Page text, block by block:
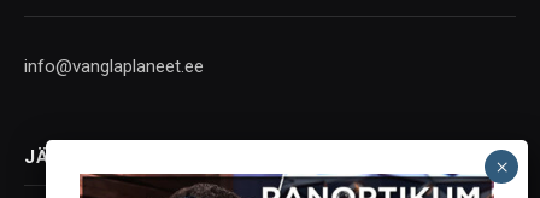
info@vanglaplaneet.ee
JÄLGI SOTSIAALMEEDIAS